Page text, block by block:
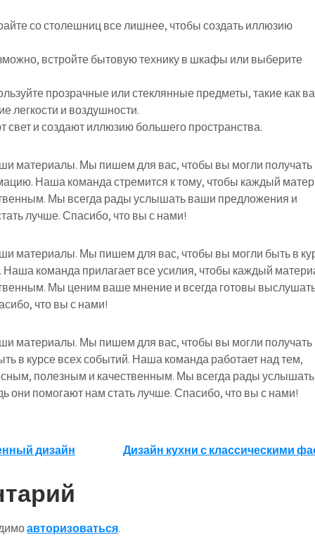
со столешниц все лишнее, чтобы создать иллюзию
встройте бытовую технику в шкафы или выберите
прозрачные или стеклянные предметы, такие как
легкости и воздушности.
свет и создают иллюзию большего пространства.
материалы. Мы пишем для вас, чтобы вы могли получать
Наша команда стремится к тому, чтобы каждый
Мы всегда рады услышать ваши предложения и
лучше. Спасибо, что вы с нами!
материалы. Мы пишем для вас, чтобы вы могли быть в
Наша команда прилагает все усилия, чтобы каждый
Мы ценим ваше мнение и всегда готовы
что вы с нами!
материалы. Мы пишем для вас, чтобы вы могли получать
в курсе всех событий. Наша команда работает над тем,
полезным и качественным. Мы всегда рады услышать
они помогают нам стать лучше. Спасибо, что вы с нами!
дизайн Дизайн кухни с классическими
авторизоваться.